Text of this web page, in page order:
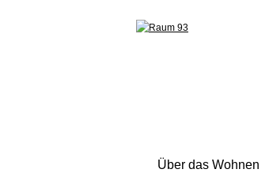
Über das Wohnen